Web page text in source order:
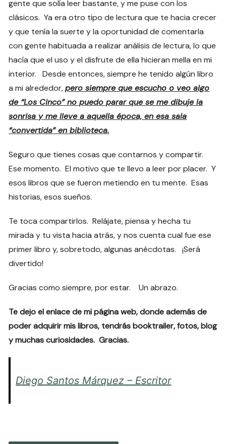
gente que solía leer bastante, y me puse con los
clásicos. Ya era otro tipo de lectura que te hacia crecer
y que tenía la suerte y la oportunidad de comentarla
con gente habituada a realizar análisis de lectura, lo que
hacía que el uso y el disfrute de ella hicieran mella en mi
interior. Desde entonces, siempre he tenido algún libro
a mi alrededor,pero siempre que escucho o veo algo
de “Los Cinco” no puedo parar que se me dibuje la
sonrisa y me lleve a aquella época, en esa sala
“convertida” en biblioteca.
Seguro que tienes cosas que contarnos y compartir.
Ese momento. El motivo que te llevo a leer por placer. Y
esos libros que se fueron metiendo en tu mente. Esas
historias, esos sueños.
Te toca compartirlos. Relájate, piensa y hecha tu
mirada y tu vista hacia atrás, y nos cuenta cual fue ese
primer libro y, sobretodo, algunas anécdotas. ¡Será
divertido!
Gracias como siempre, por estar. Un abrazo.
Te dejo el enlace de mi página web, donde además de
poder adquirir mis libros, tendrás booktrailer, fotos, blog
y muchas curiosidades. Gracias.
Diego Santos Márquez – Escritor